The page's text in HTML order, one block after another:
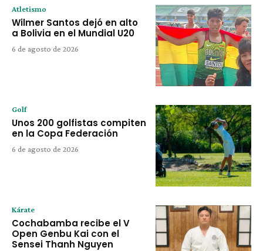
Atletismo
Wilmer Santos dejó en alto
a Bolivia en el Mundial U20
6 de agosto de 2026
Golf
Unos 200 golfistas compiten
en la Copa Federación
6 de agosto de 2026
Kárate
Cochabamba recibe el V
Open Genbu Kai con el
Sensei Thanh Nguyen